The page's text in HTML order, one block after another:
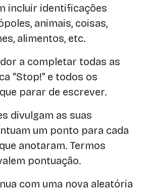
incluir identificações
animais, coisas,
alimentos, etc.
a completar todas as
“Stop!” e todos os
parar de escrever.
divulgam as suas
um ponto para cada
anotaram. Termos
pontuação.
com uma nova aleatória